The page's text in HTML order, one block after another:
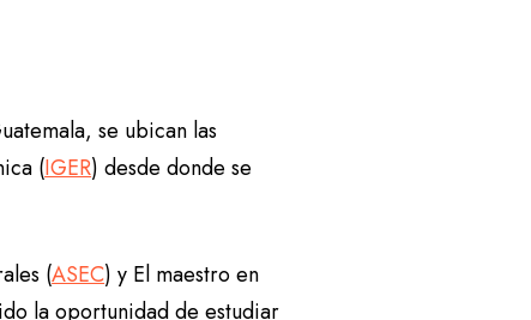
se ubican las
(IGER) desde donde se
(ASEC) y El maestro en
la oportunidad de estudiar